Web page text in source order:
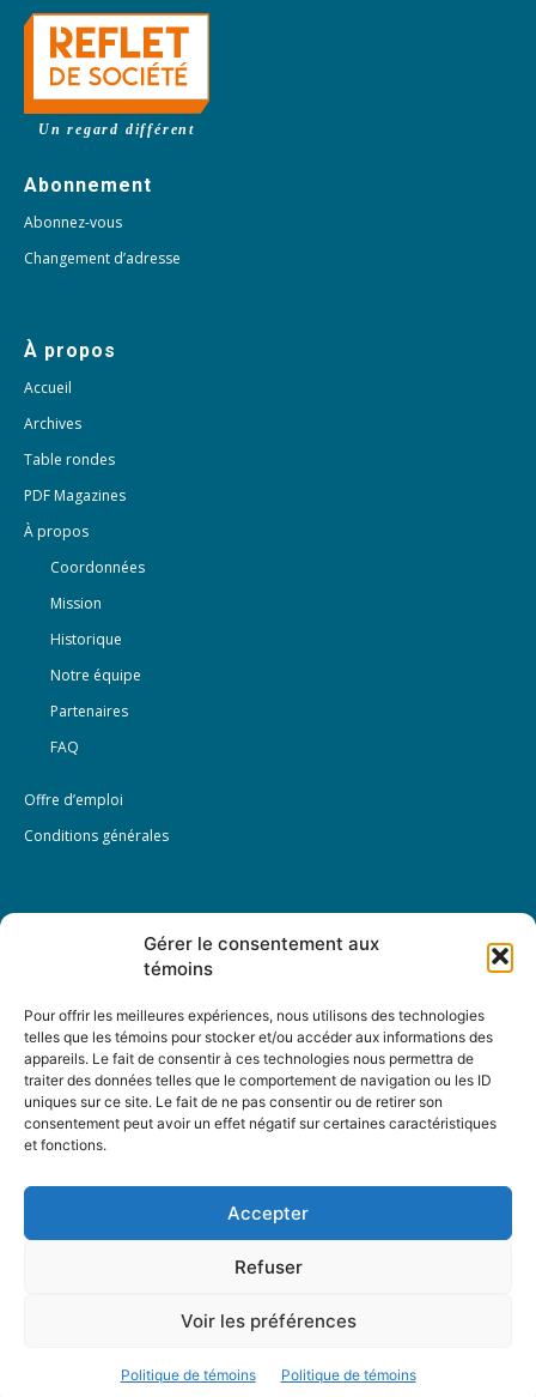
Gérer le consentement aux
témoins
Pour offrir les meilleures expériences, nous utilisons des technologies
telles que les témoins pour stocker et/ou accéder aux informations des
appareils. Le fait de consentir à ces technologies nous permettra de
traiter des données telles que le comportement de navigation ou les ID
uniques sur ce site. Le fait de ne pas consentir ou de retirer son
consentement peut avoir un effet négatif sur certaines caractéristiques
et fonctions.
Accepter
Refuser
Voir les préférences
Politique de témoins Politique de témoins
Un regard différent
Abonnement
Abonnez-vous
Changement d’adresse
À propos
Accueil
Archives
Table rondes
PDF Magazines
À propos
Coordonnées
Mission
Historique
Notre équipe
Partenaires
FAQ
Offre d’emploi
Conditions générales
Contactez-nous :journal@journaldelarue.ca
12-3894 rue Sainte-Catherine Est,
Montréal, Qc, H1W 2G4
TÉL : 514-256-9000
© Reflet de Société - Politique d'utilisation